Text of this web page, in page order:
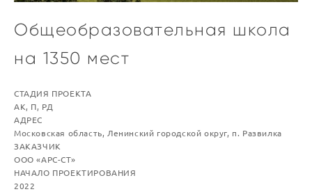
Общеобразовательная школа
на 1350 мест
СТАДИЯ ПРОЕКТА
АК, П, РД
AДРЕС
Московская область, Ленинский городской округ, п. Развилка
ЗАКАЗЧИК
ООО «АРС-СТ»
НАЧАЛО ПРОЕКТИРОВАНИЯ
2022